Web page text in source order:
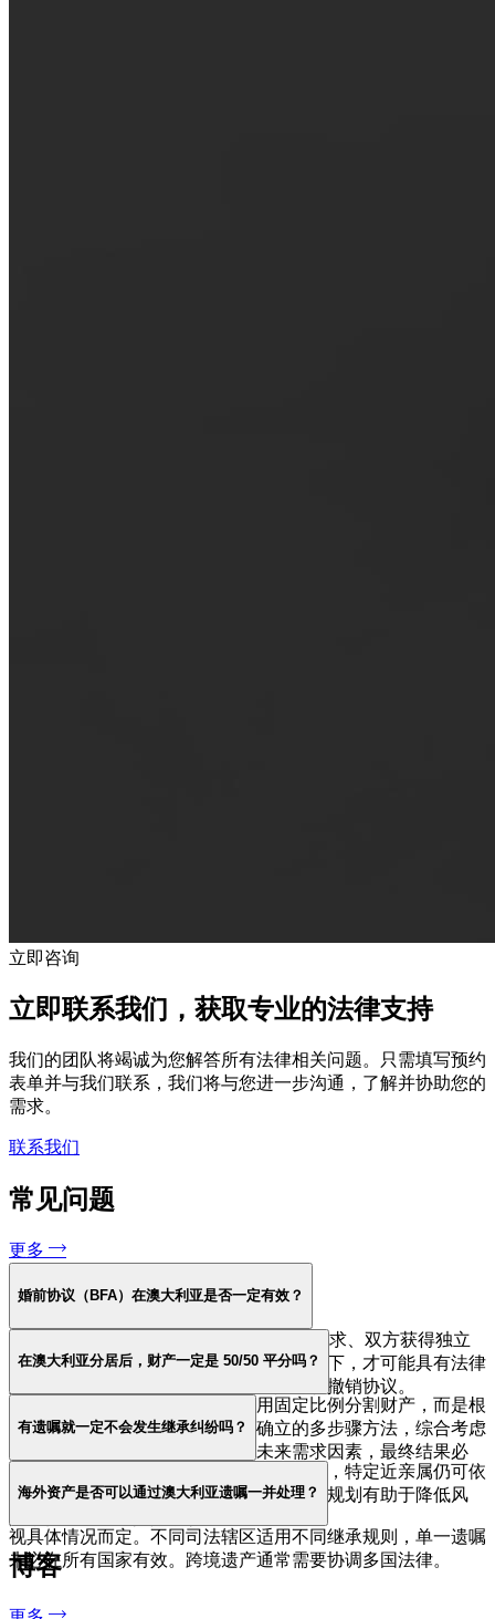
立即咨询
立即联系我们，获取专业的法律支持
我们的团队将竭诚为您解答所有法律相关问题。只需填写预约
表单并与我们联系，我们将与您进一步沟通，了解并协助您的
需求。
联系我们
常见问题
更多
婚前协议（BFA）在澳大利亚是否一定有效？
不一定。BFA 只有在严格符合法律形式要求、双方获得独立
法律意见且不存在欺诈或显失公平的情况下，才可能具有法律
效力。若存在程序或实质缺陷，法院有权撤销协议。
在澳大利亚分居后，财产一定是 50/50 平分吗？
不是。澳大利亚家庭法院并不采用固定比例分割财产，而是根
据《Family Law Act 1975 (Cth)》确立的多步骤方法，综合考虑
双方的财务与非财务贡献，以及未来需求因素，最终结果必
有遗嘱就一定不会发生继承纠纷吗？
不一定。在澳大利亚，即使存在有效遗嘱，特定近亲属仍可依
据家庭供养法提出遗产索偿。合理的遗产规划有助于降低风
海外资产是否可以通过澳大利亚遗嘱一并处理？
视具体情况而定。不同司法辖区适用不同继承规则，单一遗嘱
未必在所有国家有效。跨境遗产通常需要协调多国法律。
博客